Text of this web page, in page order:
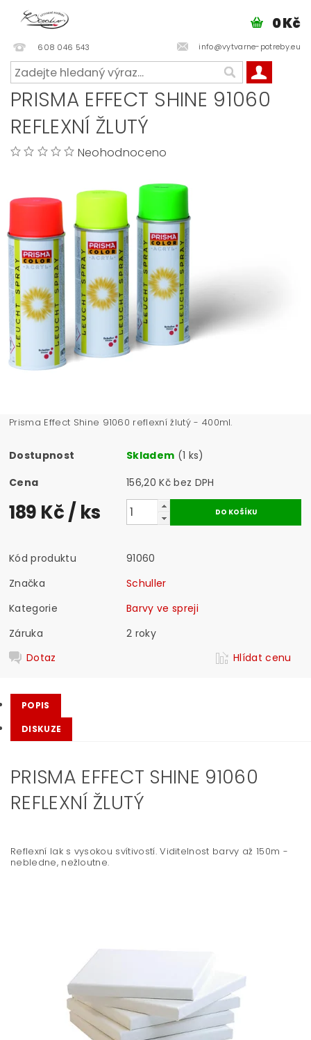
608 046 543 info@vytvarne-potreby.eu
0 Kč
PRISMA EFFECT SHINE 91060
REFLEXNÍ ŽLUTÝ
Neohodnoceno
Prisma Effect Shine 91060 reflexní žlutý - 400ml.
Dostupnost Skladem (1 ks)
Cena
156,20 Kč bez DPH
189 Kč/ ks
Kód produktu
91060
Značka
Schuller
Kategorie
Barvy ve spreji
Záruka
2 roky
Dotaz
Hlídat cenu
POPIS
DISKUZE
PRISMA EFFECT SHINE 91060
REFLEXNÍ ŽLUTÝ
Reflexní lak s vysokou svítivostí. Viditelnost barvy až 150m -
nebledne, nežloutne.